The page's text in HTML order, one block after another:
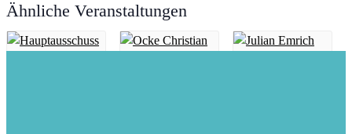
Ähnliche Veranstaltungen